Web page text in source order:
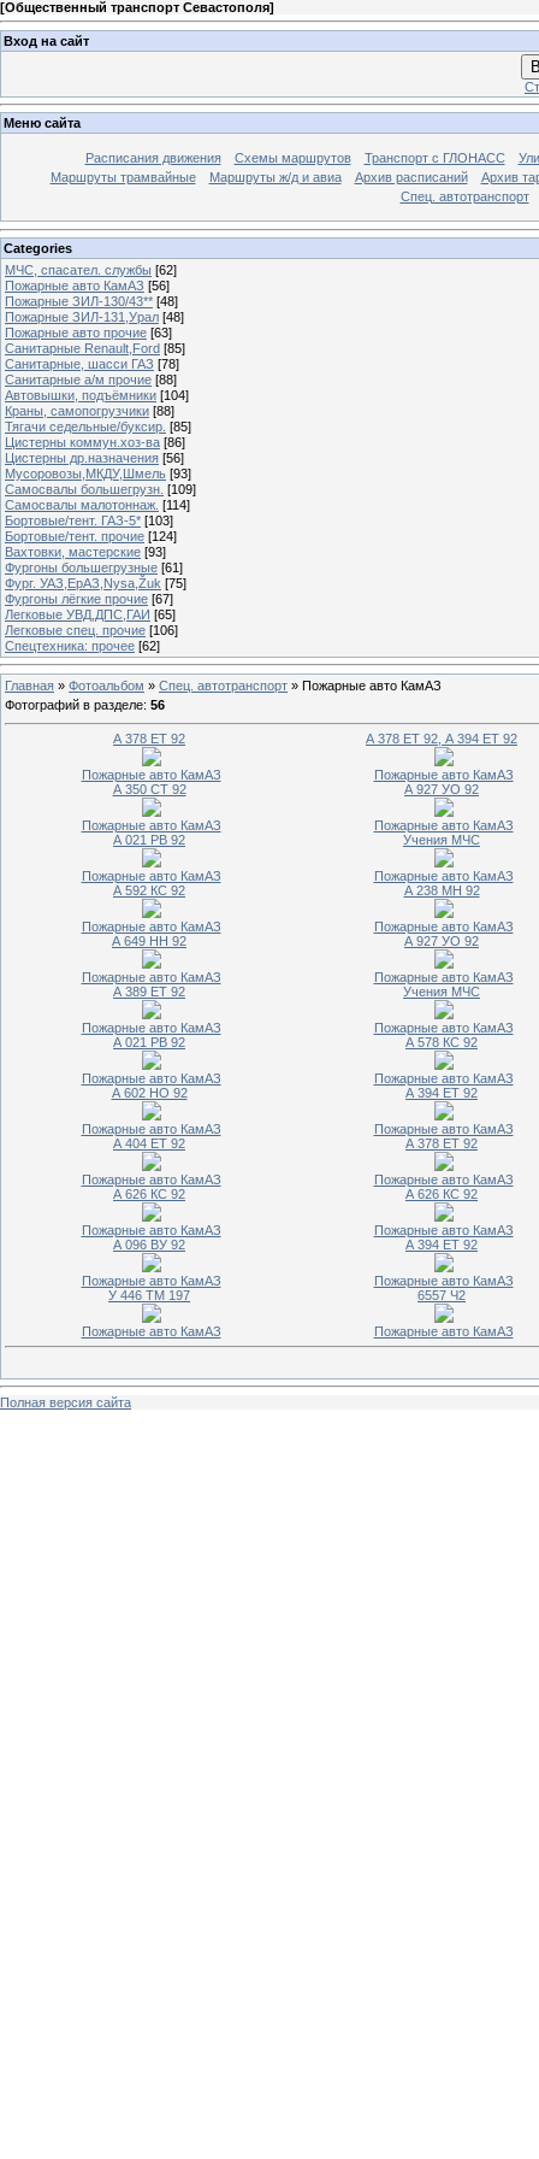
[Общественный транспорт Севастополя]
Вход на сайт
Меню сайта
Расписания движения Схемы маршрутов Транспорт с ГЛОНАСС
Маршруты трамвайные
Маршруты ж/д и авиа Архив расписаний
Архив
Спец. автотранспорт
Categories
МЧС, спасател. службы [62]
Пожарные авто КамАЗ [56]
Пожарные ЗИЛ-130/43** [48]
Пожарные ЗИЛ-131,Урал [48]
Пожарные авто прочие [63]
Санитарные Renault,Ford [85]
Санитарные, шасси ГАЗ [78]
Санитарные а/м прочие [88]
Автовышки, подъёмники [104]
Краны, самопогрузчики [88]
Тягачи седельные/буксир. [85]
Цистерны коммун.хоз-ва [86]
Цистерны др.назначения [56]
Мусоровозы,МКДУ,Шмель [93]
Самосвалы большегрузн. [109]
Самосвалы малотоннаж. [114]
Бортовые/тент. ГАЗ-5* [103]
Бортовые/тент. прочие [124]
Вахтовки, мастерские [93]
Фургоны большегрузные [61]
Фург. УАЗ,ЕрАЗ,Nysa,Žuk [75]
Фургоны лёгкие прочие [67]
Легковые УВД,ДПС,ГАИ [65]
Легковые спец. прочие [106]
Спецтехника: прочее [62]
Главная » Фотоальбом » Спец. автотранспорт » Пожарные авто КамАЗ
Фотографий в разделе: 56
А 378 ЕТ 92
Пожарные авто КамАЗ
А 378 ЕТ 92, А 394 ЕТ 92
Пожарные авто КамАЗ
А 350 СТ 92
Пожарные авто КамАЗ
А 927 УО 92
Пожарные авто КамАЗ
А 021 РВ 92
Пожарные авто КамАЗ
Учения МЧС
Пожарные авто КамАЗ
А 592 КС 92
Пожарные авто КамАЗ
А 238 МН 92
Пожарные авто КамАЗ
А 649 НН 92
Пожарные авто КамАЗ
А 927 УО 92
Пожарные авто КамАЗ
А 389 ЕТ 92
Пожарные авто КамАЗ
Учения МЧС
Пожарные авто КамАЗ
А 021 РВ 92
Пожарные авто КамАЗ
А 578 КС 92
Пожарные авто КамАЗ
А 602 НО 92
Пожарные авто КамАЗ
А 394 ЕТ 92
Пожарные авто КамАЗ
А 404 ЕТ 92
Пожарные авто КамАЗ
А 378 ЕТ 92
Пожарные авто КамАЗ
А 626 КС 92
Пожарные авто КамАЗ
А 626 КС 92
Пожарные авто КамАЗ
А 096 ВУ 92
Пожарные авто КамАЗ
А 394 ЕТ 92
Пожарные авто КамАЗ
У 446 ТМ 197
Пожарные авто КамАЗ
6557 Ч2
Пожарные авто КамАЗ
Полная версия сайта